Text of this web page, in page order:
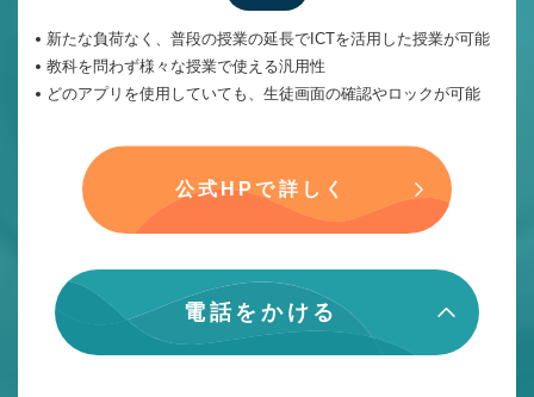
新たな負荷なく、普段の授業の延長でICTを活用した授業が可能
教科を問わず様々な授業で使える汎用性
どのアプリを使用していても、生徒画面の確認やロックが可能
公式HPで詳しく
電話をかける